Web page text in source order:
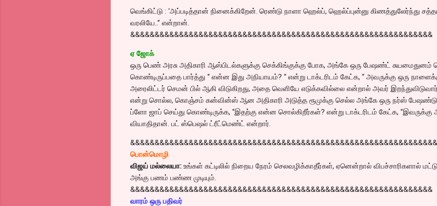
வெங்கிட்டு : ‘அப்படித்தான் நினைக்கிறேன். ரெண்டு நாளா ஹெல்ப், ஹெல்ப்புன்னு கிணத்துலேர்ந்து
வரலியே..” என்றான்.
&&&&&&&&&&&&&&&&&&&&&&&&&&&&&&&&&&&&&&&&&&&&&&&&&&&&&&&&&&&&&&
ஏ ஜோக்
ஒரு பெண் அரசு அதிகாரி ஆஸ்பிடல்களுக்கு செக்கிங்குக்கு போக, அங்கே ஒரு பேஷண்ட் சுயமைதுனம்
கொண்டிருப்பதை பார்த்து “ என்ன இது அநியாயம்? “ என்று டாக்டரிடம் கேட்க, “ அவருக்கு ஒரு
அரைலிட்டர் செமன் பில் ஆகி விடுகிறது, அதை வெளியே எடுக்கவில்லை என்றால் அவர்
என்று சொல்ல, கொஞ்சம் கன்வின்ஸ் ஆன அதிகாரி அடுத்த ரூமுக்கு செல்ல அங்கே ஒரு நர்ஸ்
ப்ளோ ஜாப் செய்து கொண்டிருக்க, “இதற்கு என்ன சொல்கிறீர்கள்? என்று டாக்டரிடம் கேட்க, “இவருக்கு
வியாதிதான். பட் ஸ்பெஷல் ட்ரீட்மெண்ட் என்றார்.
&&&&&&&&&&&&&&&&&&&&&&&&&&&&&&&&&&&&&&&&&&&&&&&&&&&&&&&&&&&&&&&
பொன்மொழி
விஜய் மல்லையா: உங்கள் கட்டிலில் நிறைய நேரம் செலவழிக்காதீர்கள், ஏனென்றால் விபச்சாரிகளால்
அங்கு பணம் பண்ண முடியும்.
&&&&&&&&&&&&&&&&&&&&&&&&&&&&&&&&&&&&&&&&&&&&&&&&&&&&&&&&&&&&&&
வாரம் ஒரு பதிவர்